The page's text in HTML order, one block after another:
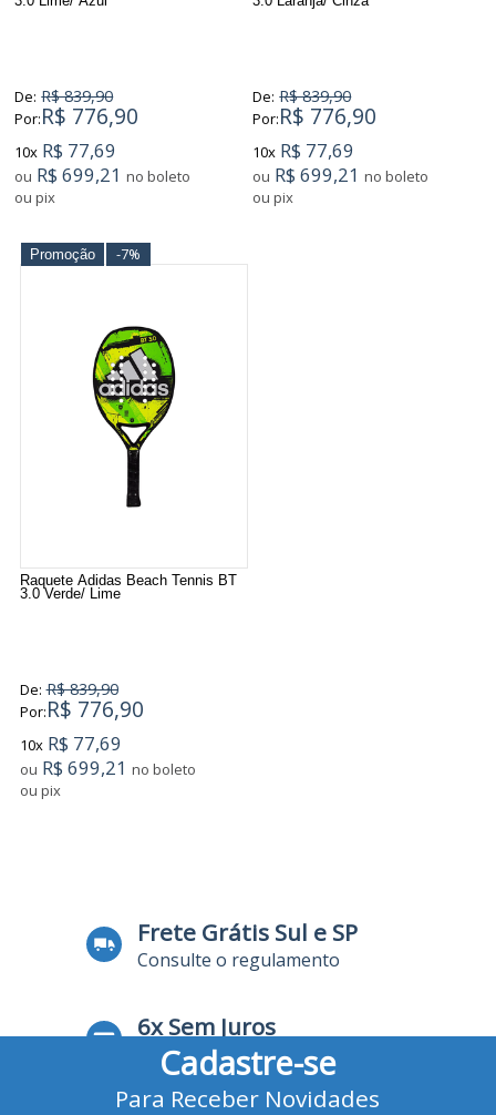
De: R$ 839,90
Por:R$ 776,90
10x R$ 77,69
ou R$ 699,21 no boleto
ou pix
De: R$ 839,90
Por:R$ 776,90
10x R$ 77,69
ou R$ 699,21 no boleto
ou pix
Promoção -7%
Raquete Adidas Beach Tennis BT
3.0 Verde/ Lime
De: R$ 839,90
Por:R$ 776,90
10x R$ 77,69
ou R$ 699,21 no boleto
ou pix
Frete Grátis Sul e SP
Consulte o regulamento
6x Sem Juros
no Cartão de Crédito
Cadastre-se
Para Receber Novidades